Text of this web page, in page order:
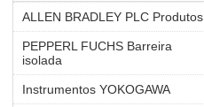
ALLEN BRADLEY PLC Produtos
PEPPERL FUCHS Barreira
isolada
Instrumentos YOKOGAWA